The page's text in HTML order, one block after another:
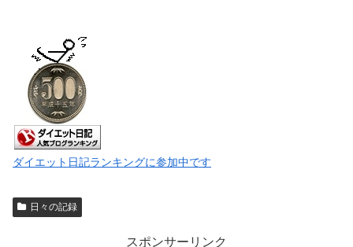
ダイエット日記ランキングに参加中です
日々の記録
スポンサーリンク